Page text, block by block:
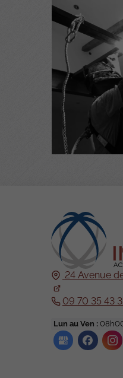
24 Avenue
09 70 35 43
Lun au Ven :